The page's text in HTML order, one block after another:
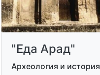
"Еда Арад"
Археология и история